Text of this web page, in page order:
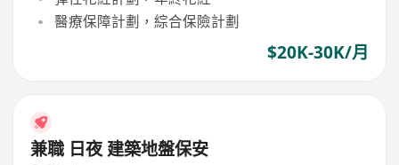
醫療保障計劃，綜合保險計劃
$20K-30K/月
兼職 日夜 建築地盤保安